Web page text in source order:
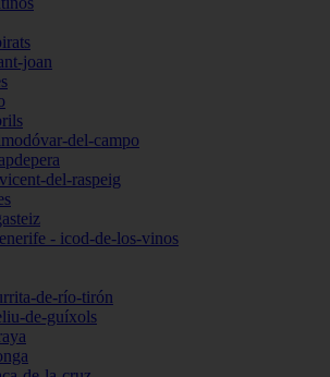
joan
del-campo
del-raspeig
- icod-de-los-vinos
de-río-tirón
de-guíxols